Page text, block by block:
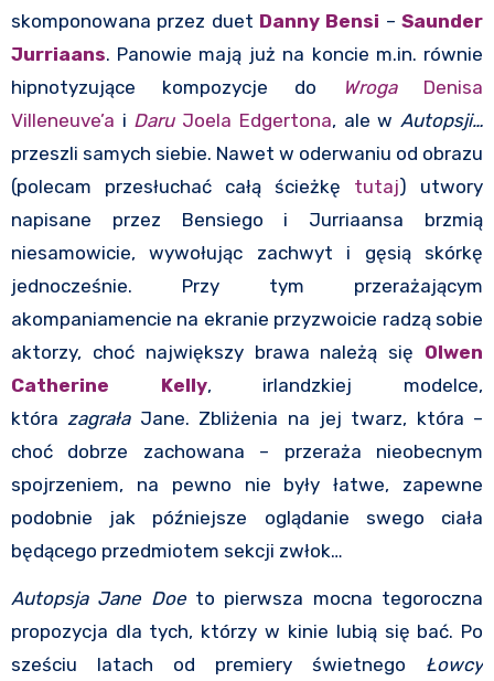
skomponowana przez duet Danny Bensi –Saunder
Jurriaans. Panowie mają już na koncie m.in. równie
hipnotyzujące kompozycje do
Wroga
Denisa
Villeneuve’a i Daru Joela Edgertona, ale w Autopsji…
przeszli samych siebie. Nawet w oderwaniu od obrazu
(polecam przesłuchać całą ścieżkę tutaj) utwory
napisane przez Bensiego i Jurriaansa brzmią
niesamowicie, wywołując zachwyt i gęsią skórkę
jednocześnie. Przy tym przerażającym
akompaniamencie na ekranie przyzwoicie radzą sobie
aktorzy, choć największy brawa należą się Olwen
Catherine Kelly, irlandzkiej modelce,
która zagrała Jane. Zbliżenia na jej twarz, która –
choć dobrze zachowana – przeraża nieobecnym
spojrzeniem, na pewno nie były łatwe, zapewne
podobnie jak późniejsze oglądanie swego ciała
będącego przedmiotem sekcji zwłok…
Autopsja Jane Doe to pierwsza mocna tegoroczna
propozycja dla tych, którzy w kinie lubią się bać. Po
sześciu latach od premiery świetnego Łowcy